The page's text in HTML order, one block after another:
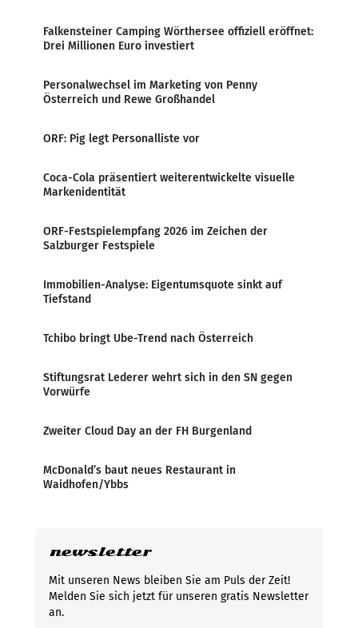
Falkensteiner Camping Wörthersee offiziell eröffnet:
Drei Millionen Euro investiert
Personalwechsel im Marketing von Penny
Österreich und Rewe Großhandel
ORF: Pig legt Personalliste vor
Coca-Cola präsentiert weiterentwickelte visuelle
Markenidentität
ORF-Festspielempfang 2026 im Zeichen der
Salzburger Festspiele
Immobilien-Analyse: Eigentumsquote sinkt auf
Tiefstand
Tchibo bringt Ube-Trend nach Österreich
Stiftungsrat Lederer wehrt sich in den SN gegen
Vorwürfe
Zweiter Cloud Day an der FH Burgenland
McDonald’s baut neues Restaurant in
Waidhofen/Ybbs
newsletter
Mit unseren News bleiben Sie am Puls der Zeit!
Melden Sie sich jetzt für unseren gratis Newsletter
an.